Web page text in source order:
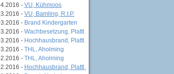
- VU, Kühmoos
- VU, Bamling, R.I.P.
- Brand Kindergarten
- Wachbesetzung, Plattl.
- Hochhausbrand, Plattl.
- THL, Aholming
- THL, Aholming
- Hochhausbrand, Plattl.